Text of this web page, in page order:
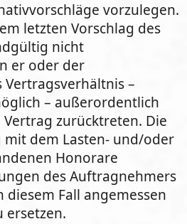
vorzulegen.
letzten Vorschlag des
nicht
er oder der
–
– außerordentlich
zurücktreten. Die
mit dem Lasten- und/oder
Honorare
des Auftragnehmers
diesem Fall angemessen
ersetzen.